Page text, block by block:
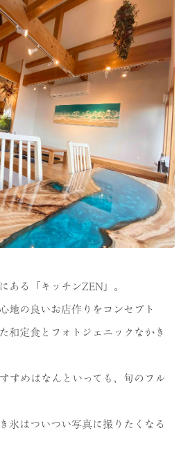
ある「キッチンZEN」。
地の良いお店作りをコンセプト
和定食とフォトジェニックなかき
すめはなんといっても、旬のフル
氷はついつい写真に撮りたくなる